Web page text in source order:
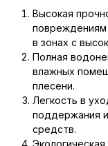
Высокая
повреждениям
в зонах с
Полная
влажных
плесени.
Легкость в
поддержания
средств.